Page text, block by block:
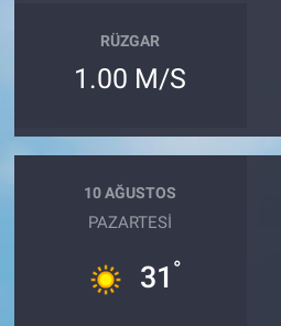
RÜZGAR
1.00 M/S
10 AĞUSTOS
PAZARTESI
31 °